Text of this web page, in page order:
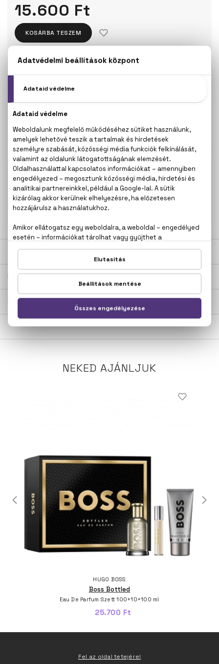
15.600 Ft
KOSÁRBA TESZEM
Törzsvásárlóknak csak:14.820 Ft
75 ml
KAPCSOLÓDÓ TERMÉKEK
100% eredeti termékek,14 napos visszaküldési
garanciával
Kérdésed van, elakadtál? Hívd ügyfélszolgálatunkat:
20 267 5125
LEÍRÁS
ÉRTÉKELÉSEK (0)
SZÁLLÍTÁS
NEKED AJÁNLJUK
HUGO BOSS
Boss Bottled
Eau De Parfum Szett 100+10+100 ml
25.700 Ft
Fel az oldal tetejére!